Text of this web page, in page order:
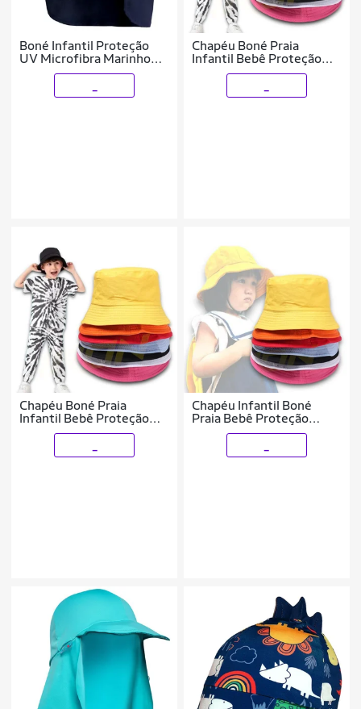
Boné Infantil Proteção
UV Microfibra Marinho
Everly
Chapéu Boné Praia
Infantil Bebê Proteção
PESCADOR 266
Chapéu Boné Praia
Infantil Bebê Proteção
PESCADOR 266
Chapéu Infantil Boné
Praia Bebê Proteção
PESCADOR 262